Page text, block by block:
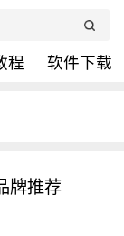
程 软件下载
牌推荐